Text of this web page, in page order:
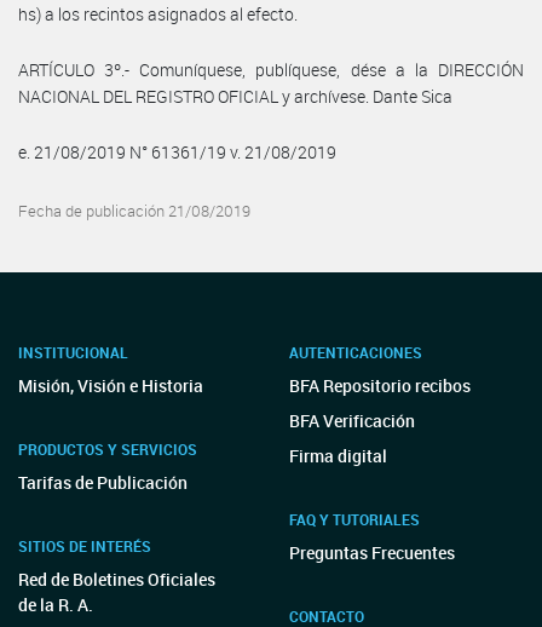
hs) a los recintos asignados al efecto.
ARTÍCULO 3º.- Comuníquese, publíquese, dése a la DIRECCIÓN
NACIONAL DEL REGISTRO OFICIAL y archívese. Dante Sica
e. 21/08/2019 N° 61361/19 v. 21/08/2019
Fecha de publicación 21/08/2019
INSTITUCIONAL
Misión, Visión e Historia
PRODUCTOS Y SERVICIOS
Tarifas de Publicación
SITIOS DE INTERÉS
Red de Boletines Oficiales
de la R. A.
AUTENTICACIONES
BFA Repositorio recibos
BFA Verificación
Firma digital
FAQ Y TUTORIALES
Preguntas Frecuentes
CONTACTO